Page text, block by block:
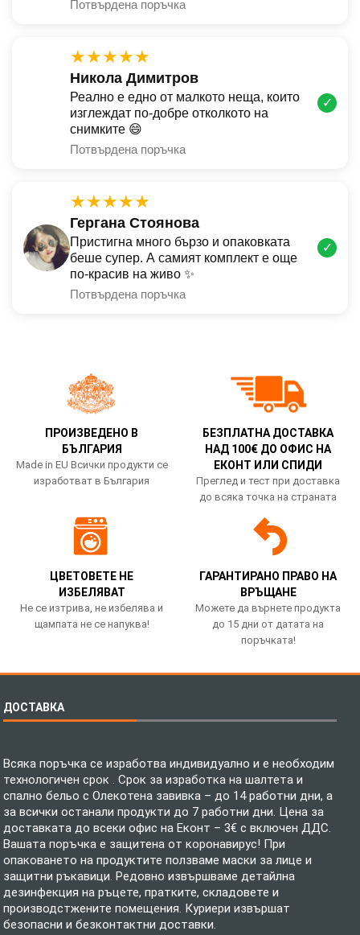
Потвърдена поръчка
★★★★★
Никола Димитров
Реално е едно от малкото неща, които
изглеждат по-добре отколкото на
снимките 😄
Потвърдена поръчка
✓
★★★★★
Гергана Стоянова
Пристигна много бързо и опаковката
беше супер. А самият комплект е още
по-красив на живо ✨
Потвърдена поръчка
✓
ПРОИЗВЕДЕНО В
БЪЛГАРИЯ
Made in EU Всички продукти се
изработват в България
БЕЗПЛАТНА ДОСТАВКА
НАД 100€ ДО ОФИС НА
ЕКОНТ ИЛИ СПИДИ
Преглед и тест при доставка
до всяка точка на страната
ЦВЕТОВЕТЕ НЕ
ИЗБЕЛЯВАТ
Не се изтрива, не избелява и
щампата не се напуква!
ГАРАНТИРАНО ПРАВО НА
ВРЪЩАНЕ
Можете да върнете продукта
до 15 дни от датата на
поръчката!
ДОСТАВКА
Всяка поръчка се изработва индивидуално и е необходим
технологичен срок . Срок за изработка на шалтета и
спално бельо с Олекотена завивка – до 14 работни дни, а
за всички останали продукти до 7 работни дни. Цена за
доставката до всеки офис на Еконт – 3€ с включен ДДС.
Вашата поръчка е защитена от коронавирус! При
опаковането на продуктите ползваме маски за лице и
защитни ръкавици. Редовно извършваме детайлна
дезинфекция на ръцете, пратките, складовете и
производстжените помещения. Куриери извършат
безопасни и безконтактни доставки.